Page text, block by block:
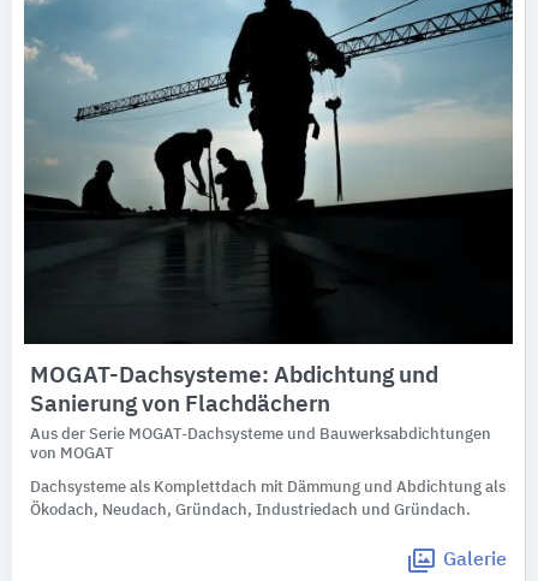
MOGAT-Dachsysteme: Abdichtung und
Sanierung von Flachdächern
Aus der Serie MOGAT-Dachsysteme und Bauwerksabdichtungen
von MOGAT
Dachsysteme als Komplettdach mit Dämmung und Abdichtung als
Ökodach, Neudach, Gründach, Industriedach und Gründach.
Galerie